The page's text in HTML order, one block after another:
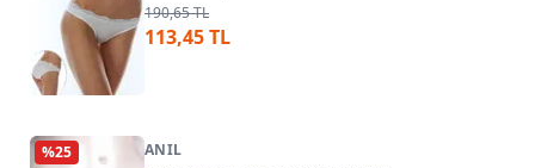
190,65 TL
113,45 TL
%25 ANIL